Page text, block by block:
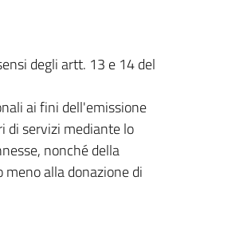
degli artt. 13 e 14 del
ai fini dell'emissione
di servizi mediante lo
nonché della
alla donazione di